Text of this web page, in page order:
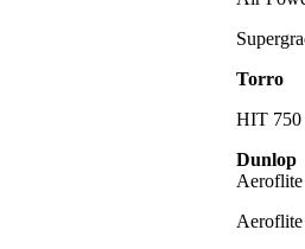
Torro
HIT 750
Dunlop